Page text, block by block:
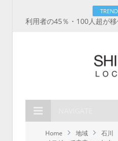
Home 地域 石川